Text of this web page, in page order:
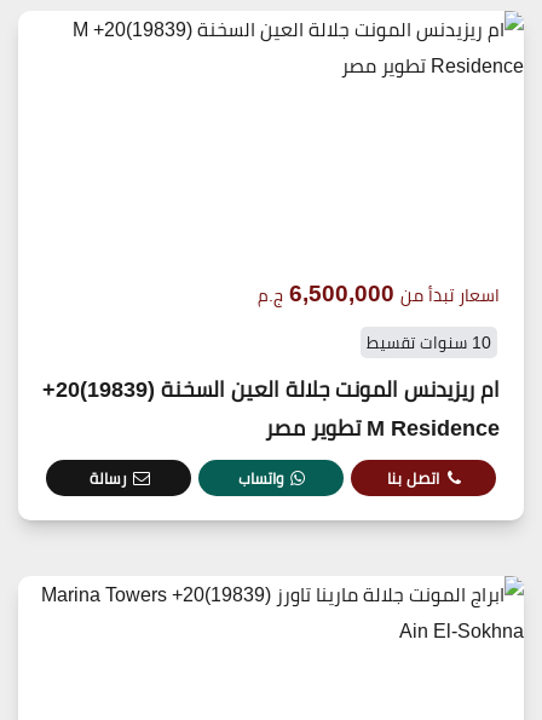
اسعار تبدأ من 6,500,000 ج.م
10 سنوات تقسيط
ام ريزيدنس المونت جلالة العين السخنة (19839)20+
M Residence تطوير مصر
اتصل بنا واتساب رسالة